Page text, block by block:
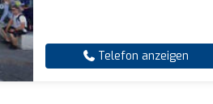
Telefon anzeigen